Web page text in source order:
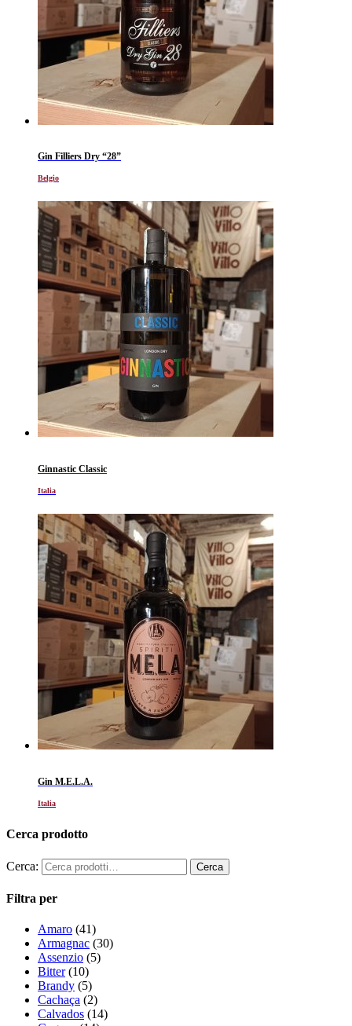
Gin Filliers Dry “28”
Belgio
Ginnastic Classic
Italia
Gin M.E.L.A.
Italia
Cerca prodotto
Cerca:
Filtra per
Amaro (41)
Armagnac (30)
Assenzio (5)
Bitter (10)
Brandy (5)
Cachaça (2)
Calvados (14)